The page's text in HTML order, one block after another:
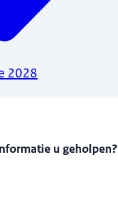
2028
u geholpen?